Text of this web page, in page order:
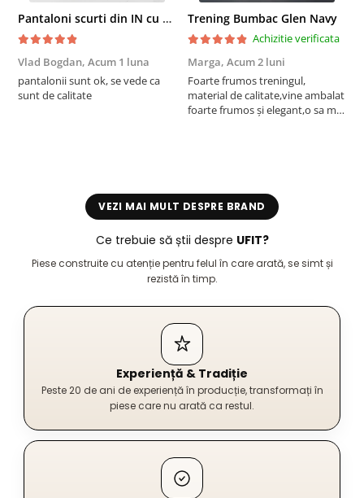
Pantaloni scurti din IN cu nasture si snur Navy
Vlad Bogdan, Acum 1 luna
pantalonii sunt ok, se vede ca
sunt de calitate
Trening Bumbac Glen Navy
Achizitie verificata
Marga, Acum 2 luni
Foarte frumos treningul,
material de calitate,vine ambalat
foarte frumos și elegant,o sa mai
VEZI MAI MULT DESPRE BRAND
Ce trebuie să știi despre UFIT?
Piese construite cu atenție pentru felul în care arată, se simt și
rezistă în timp.
Experiență & Tradiție
Peste 20 de ani de experiență în producție, transformați în
piese care nu arată ca restul.